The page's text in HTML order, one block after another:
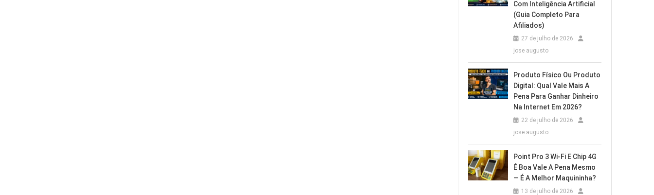
Com Inteligência Artificial
(Guia Completo Para
Afiliados)
27 de julho de 2026
jose augusto
Produto Físico Ou Produto
Digital: Qual Vale Mais A
Pena Para Ganhar Dinheiro
Na Internet Em 2026?
22 de julho de 2026
jose augusto
Point Pro 3 Wi‑Fi E Chip 4G
É Boa Vale A Pena Mesmo
— É A Melhor Maquininha?
13 de julho de 2026